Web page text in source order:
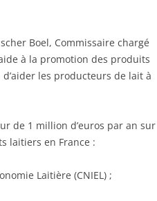
Boel, Commissaire chargé
à la promotion des produits
les producteurs de lait à
de 1 million d’euros par an sur
laitiers en France :
Laitière (CNIEL) ;